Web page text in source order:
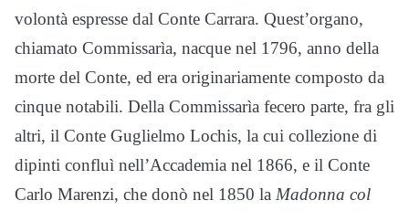
volontà espresse dal Conte Carrara. Quest’organo,
chiamato Commissarìa, nacque nel 1796, anno della
morte del Conte, ed era originariamente composto da
cinque notabili. Della Commissarìa fecero parte, fra gli
altri, il Conte Guglielmo Lochis, la cui collezione di
dipinti confluì nell’Accademia nel 1866, e il Conte
Carlo Marenzi, che donò nel 1850 la Madonna col